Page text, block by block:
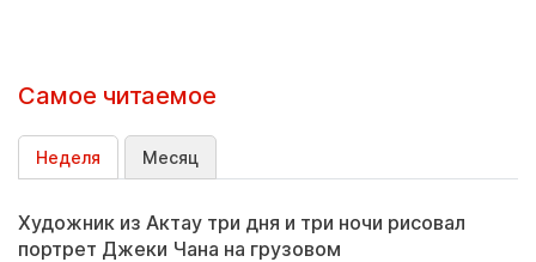
Самое читаемое
Неделя Месяц
Художник из Актау три дня и три ночи рисовал
портрет Джеки Чана на грузовом